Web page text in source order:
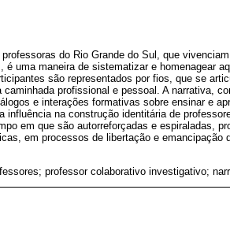
do Rio Grande do Sul, que
é uma maneira de sistematizar e homenagear
são representados por fios, que se
profissional e pessoal. A narrativa,
e interações formativas sobre ensinar e
influência na construção identitária de
em que são autorreforçadas e espiraladas,
em processos de libertação e emancipação
professor colaborativo investigativo;